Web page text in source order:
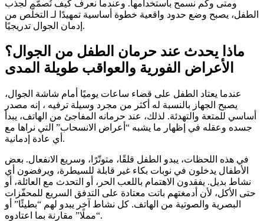
ومتى وكم نسمح باستخدامها. وعندما نعرف كيف تُصمَّم لجذب
الطفل، يصبح وضع حدود واقعية خطوة أساسية تمهيدًا لـ التخلّص من
إدمان الجوال تدريجيًا.
ماذا يحدث عند حرمان الطفل من الجوال؟
الأعراض الفورية والعواقب طويلة المدى
عندما يعتاد الطفل على قضاء ساعات يوميًا أمام شاشة الجوال،
يصبح الجهاز بالنسبة له أكثر من مجرد وسيلة ترفيه ، إنه مصدر
أساسي للمتعة والتهدئة. لذلك، عند حرمانه المفاجئ من الهاتف، يبدأ
جسده وعقله في إظهار ما يشبه “أعراض الانسحاب” التي نراها مع
أي عادة إدمانية.
في هذه اللحظات، يبدو الطفل قلقًا، متوتّرًا، وسريع الانفعال. بعض
الأطفال يدخلون في نوبات بكاء غير قابلة للسيطرة، ويرفضون أي
نشاط بديل. يفقدون الاهتمام باللعب الحر، أو التحدث مع العائلة، أو
حتى الأكل، لأن أدمغتهم باتت معتادة على التدفق السريع للمحفّزات
البصرية والصوتية من الهاتف. كل نشاط آخر يبدو لهم “بطيئًا” أو
“مملًا” مقارنة بما اعتادوه.